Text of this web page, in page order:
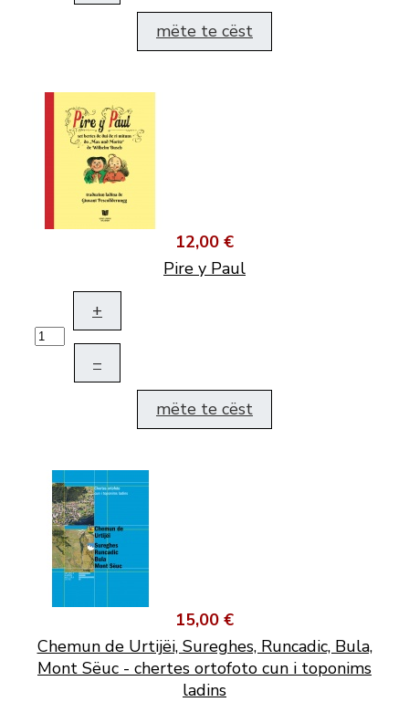
mëte te cëst
12,00 €
Pire y Paul
+
–
mëte te cëst
15,00 €
Chemun de Urtijëi, Sureghes, Runcadic, Bula,
Mont Sëuc - chertes ortofoto cun i toponims
ladins